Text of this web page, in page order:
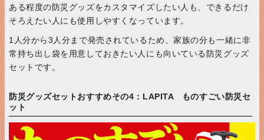
ある程度の防災グッズをカスタマイズしたい人も、できるだけ
そろえたい人にも使用しやすくなっています。
1人分から3人分まで発売されているため、家族の分も一緒に非
常持ち出し袋を用意しておきたい人にも向いている防災グッズ
セットです。
防災グッズセットおすすめその4：LAPITA ものすごい防災セ
ット